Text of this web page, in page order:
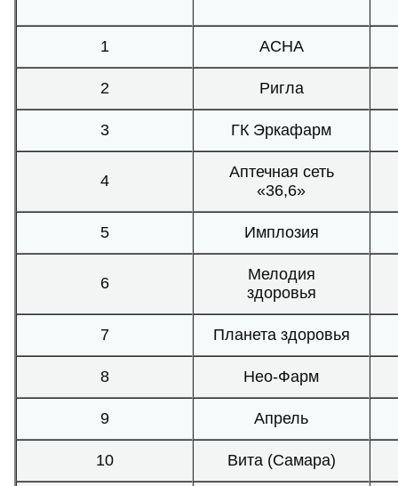
1 АСНА
2 Ригла
3 ГК Эркафарм
4
Аптечная сеть
«36,6»
5 Имплозия
6
Мелодия
здоровья
7 Планета здоровья
8 Нео-Фарм
9 Апрель
10 Вита (Самара)